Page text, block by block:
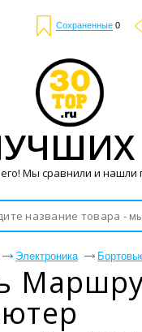
Сохраненные 0
Электроника
Мы сравнили и нашли